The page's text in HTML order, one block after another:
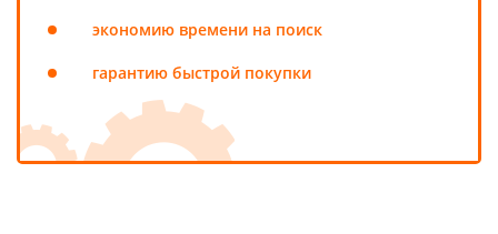
экономию времени на поиск
гарантию быстрой покупки